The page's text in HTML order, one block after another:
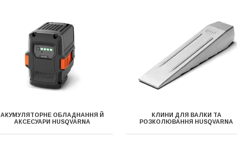
АКУМУЛЯТОРНЕ ОБЛАДНАННЯ Й
АКСЕСУАРИ HUSQVARNA
КЛИНИ ДЛЯ ВАЛКИ ТА
РОЗКОЛЮВАННЯ HUSQVARNA